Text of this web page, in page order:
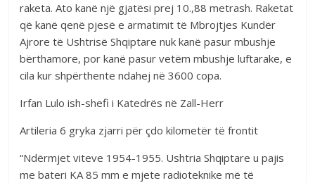
raketa. Ato kanë një gjatësi prej 10.,88 metrash. Raketat
që kanë qenë pjesë e armatimit të Mbrojtjes Kundër
Ajrore të Ushtrisë Shqiptare nuk kanë pasur mbushje
bërthamore, por kanë pasur vetëm mbushje luftarake, e
cila kur shpërthente ndahej në 3600 copa.
Irfan Lulo ish-shefi i Katedrës në Zall-Herr
Artileria 6 gryka zjarri për çdo kilometër të frontit
“Ndërmjet viteve 1954-1955. Ushtria Shqiptare u pajis
me bateri KA 85 mm e mjete radioteknike më të